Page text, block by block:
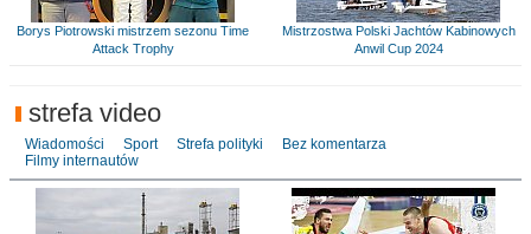
Borys Piotrowski mistrzem sezonu Time
Attack Trophy
Mistrzostwa Polski Jachtów Kabinowych
Anwil Cup 2024
strefa video
Wiadomości Sport Strefa polityki
Bez komentarza
Filmy internautów